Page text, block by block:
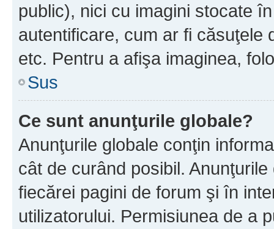
public), nici cu imagini stocate
autentificare, cum ar fi căsuţele
etc. Pentru a afişa imaginea,
Sus
Ce sunt anunţurile globale?
Anunţurile globale conţin
cât de curând posibil.
fiecărei pagini de forum şi în
utilizatorului. Permisiunea de a